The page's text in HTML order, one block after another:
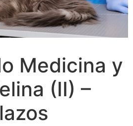
Medicina y
(II) –